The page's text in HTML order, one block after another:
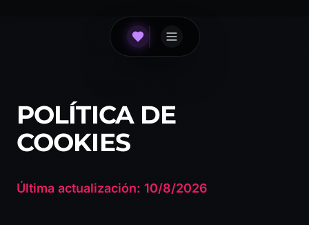
POLÍTICA DE
COOKIES
Última actualización: 10/8/2026